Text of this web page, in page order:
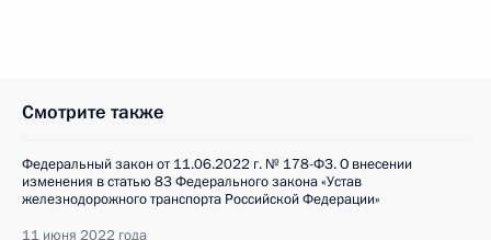
Смотрите также
Федеральный закон от 11.06.2022 г. № 178-ФЗ. О внесении
изменения в статью 83 Федерального закона «Устав
железнодорожного транспорта Российской Федерации»
11 июня 2022 года